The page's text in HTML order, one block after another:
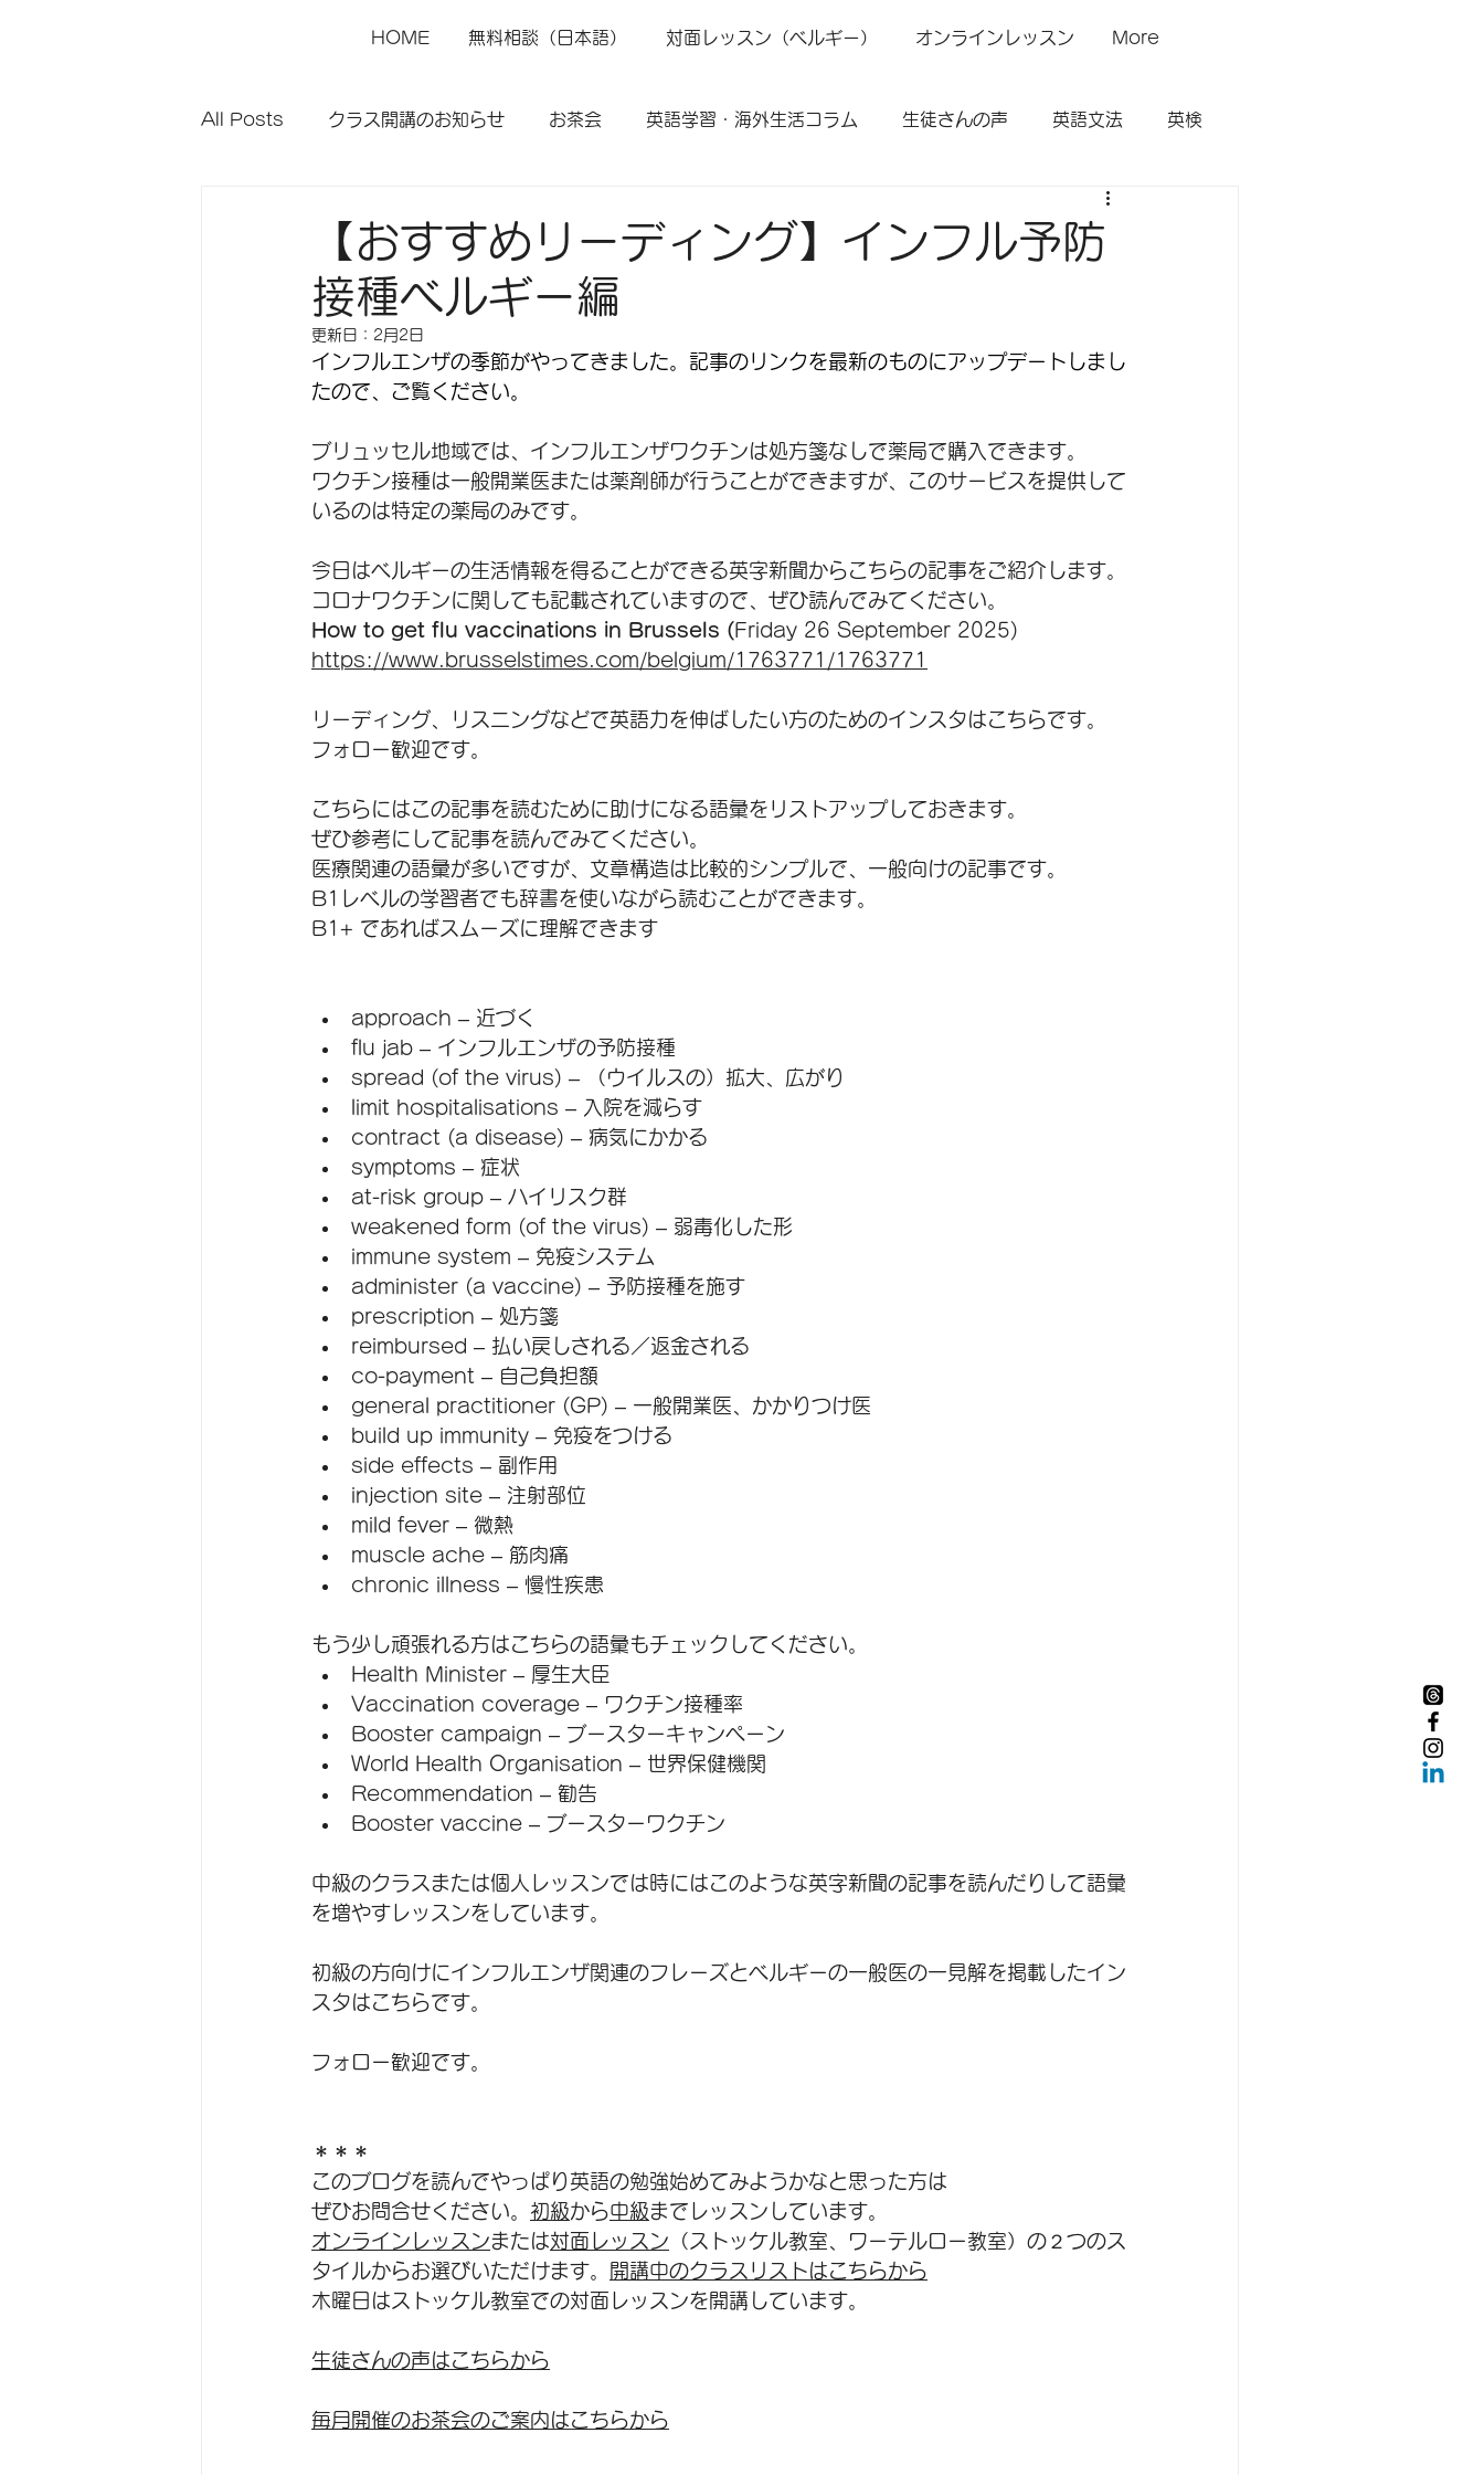
HOME 無料相談（日本語） 対面レッスン（ベルギー） オンラインレッスン More
All Posts クラス開講のお知らせ お茶会 英語学習・海外生活コラム 生徒さんの声 英語文法 英検
【おすすめリーディング】インフル予防
接種ベルギー編
更新日： 2月2日
インフルエンザの季節がやってきました。記事のリンクを最新のものにアップデートしまし
たので、ご覧ください。
ブリュッセル地域では、インフルエンザワクチンは処方箋なしで薬局で購入できます。
ワクチン接種は一般開業医または薬剤師が行うことができますが、このサービスを提供して
いるのは特定の薬局のみです。
今日はベルギーの生活情報を得ることができる英字新聞からこちらの記事をご紹介します。
コロナワクチンに関しても記載されていますので、ぜひ読んでみてください。
How to get flu vaccinations in Brussels (Friday 26 September 2025)
https://www.brusselstimes.com/belgium/1763771/1763771
リーディング、リスニングなどで英語力を伸ばしたい方のためのインスタはこちらです。
フォロー歓迎です。
こちらにはこの記事を読むために助けになる語彙をリストアップしておきます。
ぜひ参考にして記事を読んでみてください。
医療関連の語彙が多いですが、文章構造は比較的シンプルで、一般向けの記事です。
B1レベルの学習者でも辞書を使いながら読むことができます。
B1+ であればスムーズに理解できます
approach – 近づく
flu jab – インフルエンザの予防接種
spread (of the virus) – （ウイルスの）拡大、広がり
limit hospitalisations – 入院を減らす
contract (a disease) – 病気にかかる
symptoms – 症状
at-risk group – ハイリスク群
weakened form (of the virus) – 弱毒化した形
immune system – 免疫システム
administer (a vaccine) – 予防接種を施す
prescription – 処方箋
reimbursed – 払い戻しされる／返金される
co-payment – 自己負担額
general practitioner (GP) – 一般開業医、かかりつけ医
build up immunity – 免疫をつける
side effects – 副作用
injection site – 注射部位
mild fever – 微熱
muscle ache – 筋肉痛
chronic illness – 慢性疾患
もう少し頑張れる方はこちらの語彙もチェックしてください。
Health Minister – 厚生大臣
Vaccination coverage – ワクチン接種率
Booster campaign – ブースターキャンペーン
World Health Organisation – 世界保健機関
Recommendation – 勧告
Booster vaccine – ブースターワクチン
中級のクラスまたは個人レッスンでは時にはこのような英字新聞の記事を読んだりして語彙
を増やすレッスンをしています。
初級の方向けにインフルエンザ関連のフレーズとベルギーの一般医の一見解を掲載したイン
スタはこちらです。
フォロー歓迎です。
＊＊＊
このブログを読んでやっぱり英語の勉強始めてみようかなと思った方は
ぜひお問合せください。 初級から中級までレッスンしています。
オンラインレッスンまたは対面レッスン （ストッケル教室、ワーテルロー教室）の２つのス
タイルからお選びいただけます。
開講中のクラスリストはこちらから
木曜日は ストッケル教室での対面レッスンを開講しています。
生徒さんの声はこちらから
毎月開催のお茶会のご案内はこちらから